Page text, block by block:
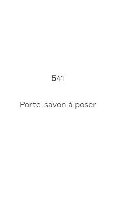
541
Porte-savon à poser